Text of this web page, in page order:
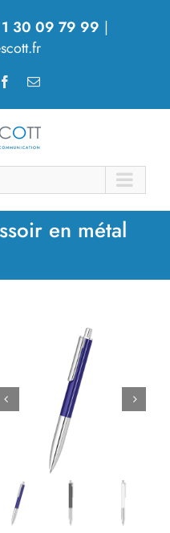
30 09 79 99 |
Facebook
Email
en métal